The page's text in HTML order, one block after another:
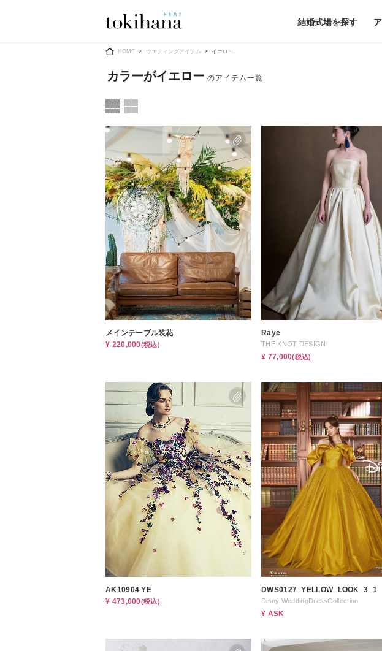
結婚式場を探す
Ring
婚約指輪
結婚指輪
すべてのアイテム
指輪ショップ一覧
Dress
ウエディングドレス
ウエディングドレス
（メーカー直
送）
カラードレス
カラードレス （メーカー直送）
和装
メンズ
メンズ （メーカー直送）
小物
すべてのアイテム
ドレスショップ一覧
会場装花
すべて
フラワ
HOME ウエディングアイテム イエロー
カラーがイエロー
メインテーブル装花
¥ 220,000(税込)
Raye
THE KNOT DESIGN
¥ 77,000(税込)
AK10904 YE
¥ 473,000(税込)
DWS0127_YELLOW_LOOK_3_1
Disny WeddingDressCollection
¥ ASK